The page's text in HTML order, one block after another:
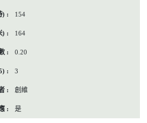
154
164
0.20
3
創維
是